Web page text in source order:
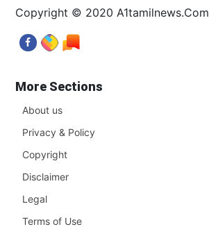
Copyright © 2020 A1tamilnews.Com
More Sections
About us
Privacy & Policy
Copyright
Disclaimer
Legal
Terms of Use